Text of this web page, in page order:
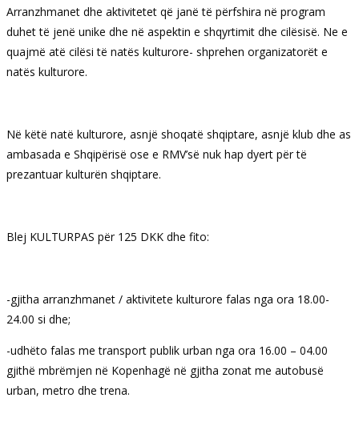
Arranzhmanet dhe aktivitetet që janë të përfshira në program
duhet të jenë unike dhe në aspektin e shqyrtimit dhe cilësisë. Ne e
quajmë atë cilësi të natës kulturore- shprehen organizatorët e
natës kulturore.
Në këtë natë kulturore, asnjë shoqatë shqiptare, asnjë klub dhe as
ambasada e Shqipërisë ose e RMV’së nuk hap dyert për të
prezantuar kulturën shqiptare.
Blej KULTURPAS për 125 DKK dhe fito:
-gjitha arranzhmanet / aktivitete kulturore falas nga ora 18.00-
24.00 si dhe;
-udhëto falas me transport publik urban nga ora 16.00 – 04.00
gjithë mbrëmjen në Kopenhagë në gjitha zonat me autobusë
urban, metro dhe trena.